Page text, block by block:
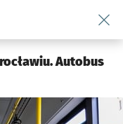
Komunikacja
Autobus